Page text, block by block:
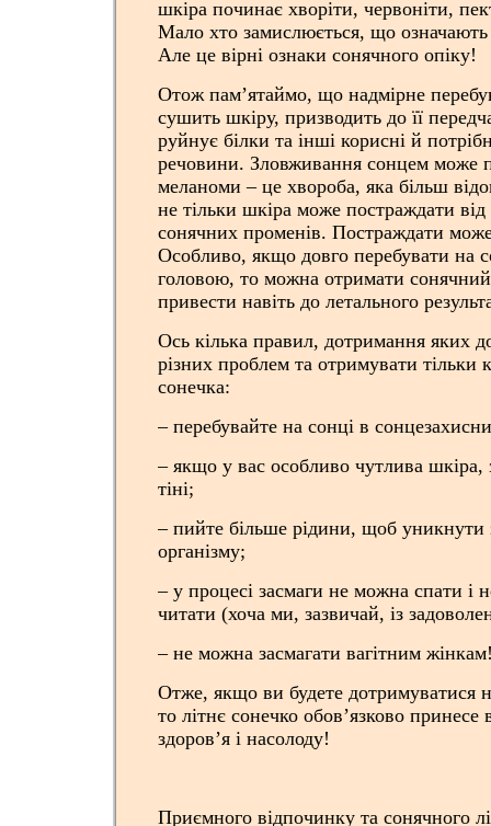
шкіра починає хворіти, червоніти,
Мало хто замислюється, що
Але це вірні ознаки сонячного опіку!
Отож пам’ятаймо, що надмірне
сушить шкіру, призводить до її
руйнує білки та інші корисні й
речовини. Зловживання сонцем може
меланоми – це хвороба, яка більш
не тільки шкіра може постраждати
сонячних променів. Постраждати
Особливо, якщо довго перебувати на
головою, то можна отримати
привести навіть до летального
Ось кілька правил, дотримання яких
різних проблем та отримувати тільки
сонечка:
– перебувайте на сонці в
– якщо у вас особливо чутлива шкіра,
тіні;
– пийте більше рідини, щоб уникнути
організму;
– у процесі засмаги не можна спати і
читати (хоча ми, зазвичай, із
– не можна засмагати вагітним
Отже, якщо ви будете дотримуватися
то літнє сонечко обов’язково принесе
здоров’я і насолоду!
Приємного відпочинку та сонячного